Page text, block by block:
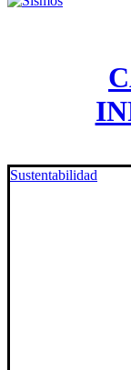
Sustentabilidad